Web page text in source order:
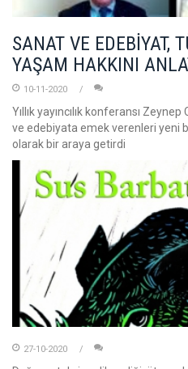
SANAT VE EDEBİYAT,
YAŞAM HAKKINI
10-11-2020
Yıllık yayıncılık konferansı
ve edebiyata emek verenleri yeni
olarak bir araya getirdi
27-10-2020